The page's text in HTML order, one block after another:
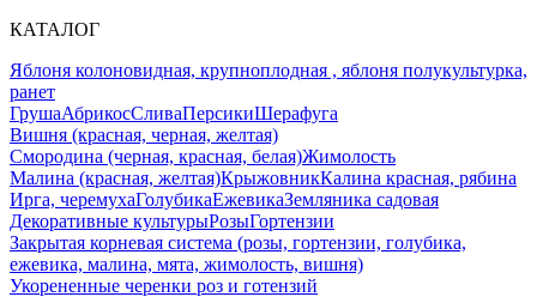
КАТАЛОГ
Яблоня колоновидная, крупноплодная , яблоня полукультурка,
ранет
ГрушаАбрикосСливаПерсикиШерафуга
Вишня (красная, черная, желтая)
Смородина (черная, красная, белая)Жимолость
Малина (красная, желтая)КрыжовникКалина красная, рябина
Ирга, черемухаГолубикаЕжевикаЗемляника садовая
Декоративные культурыРозыГортензии
Закрытая корневая система (розы, гортензии, голубика,
ежевика, малина, мята, жимолость, вишня)
Укорененные черенки роз и готензий